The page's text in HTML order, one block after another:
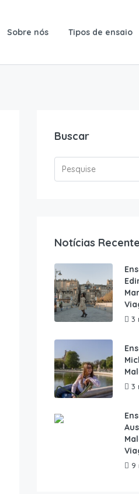
Sobre nós Tipos de ensaio
Buscar
Notícias
3
3
9